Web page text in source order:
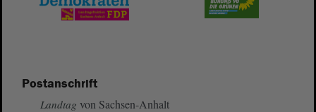
Postanschrift
Landtag von Sachsen-Anhalt